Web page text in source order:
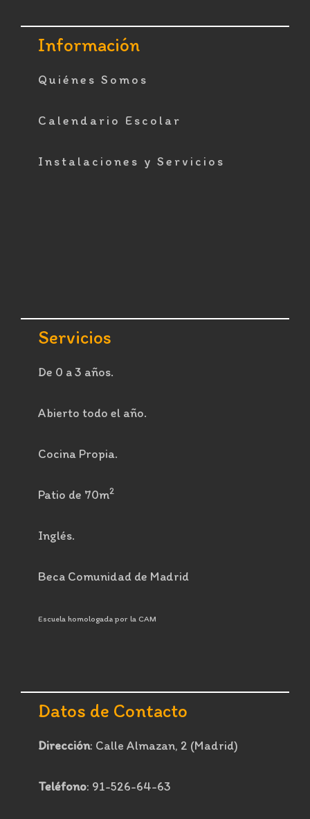
FooterInformación
Quiénes Somos
Calendario Escolar
Instalaciones y Servicios
Servicios
De 0 a 3 años.
Abierto todo el año.
Cocina Propia.
Patio de 70m2
Inglés.
Beca Comunidad de Madrid
Escuela homologada por la CAM
Datos de Contacto
Dirección: Calle Almazan, 2 (Madrid)
Teléfono: 91-526-64-63